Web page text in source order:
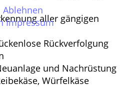
gängigen
Rückverfolgung
und Nachrüstung
Würfelkäse
Ablehnen
Impressum